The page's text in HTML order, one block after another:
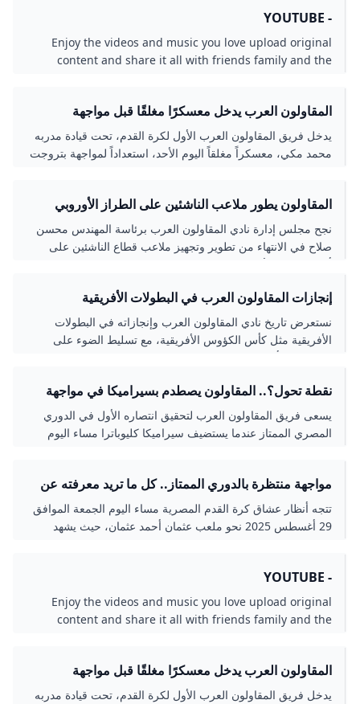
- YOUTUBE
Enjoy the videos and music you love upload original
content and share it all with friends family and the
المقاولون العرب يدخل معسكرًا مغلقًا قبل مواجهة
بتروجت.. مكى يعترف بأزمة الهجوم
يدخل فريق المقاولون العرب الأول لكرة القدم، تحت قيادة مدربه
محمد مكي، معسكراً مغلقاً اليوم الأحد، استعداداً لمواجهة بتروجت
المقاولون يطور ملاعب الناشئين على الطراز الأوروبي
لإعداد مواهب بقيمة صلاح
نجح مجلس إدارة نادي المقاولون العرب برئاسة المهندس محسن
صلاح في الانتهاء من تطوير وتجهيز ملاعب قطاع الناشئين على
إنجازات المقاولون العرب في البطولات الأفريقية
نستعرض تاريخ نادي المقاولون العرب وإنجازاته في البطولات
الأفريقية مثل كأس الكؤوس الأفريقية، مع تسليط الضوء على
نقطة تحول؟.. المقاولون يصطدم بسيراميكا في مواجهة
حاسمة بدوري NILE اليوم – جريدة مانشيت
يسعى فريق المقاولون العرب لتحقيق انتصاره الأول في الدوري
المصري الممتاز عندما يستضيف سيراميكا كليوباترا مساء اليوم
مواجهة منتظرة بالدوري الممتاز.. كل ما تريد معرفته عن
مباراة المقاولون العرب وسيراميكا كليوباترا والقنوات
الناقلة – جريدة مانشيت
تتجه أنظار عشاق كرة القدم المصرية مساء اليوم الجمعة الموافق
29 أغسطس 2025 نحو ملعب عثمان أحمد عثمان، حيث يشهد
- YOUTUBE
Enjoy the videos and music you love upload original
content and share it all with friends family and the
المقاولون العرب يدخل معسكرًا مغلقًا قبل مواجهة
بتروجت.. مكى يعترف بأزمة الهجوم
يدخل فريق المقاولون العرب الأول لكرة القدم، تحت قيادة مدربه